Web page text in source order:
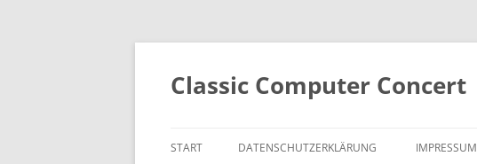
Zum
springen
Classic Computer Concert
START DATENSCHUTZERKLÄRUNG IMPRESSUM